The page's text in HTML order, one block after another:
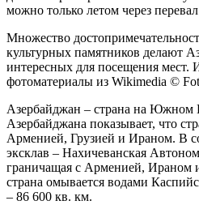
можно только летом через
Множество
культурных памятников делают
интересных для посещения мест.
фотоматериалы из Wikimedia ©
Азербайджан – страна на Южном
Азербайджана показывает, что
Арменией, Грузией и Ираном. В
эксклав – Нахичеванская
граничащая с Арменией, Ираном
страна омывается водами
– 86 600 кв. км.